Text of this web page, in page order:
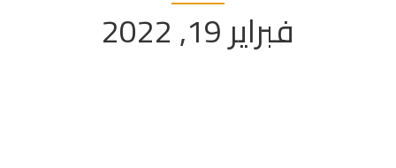
فبراير 19, 2022